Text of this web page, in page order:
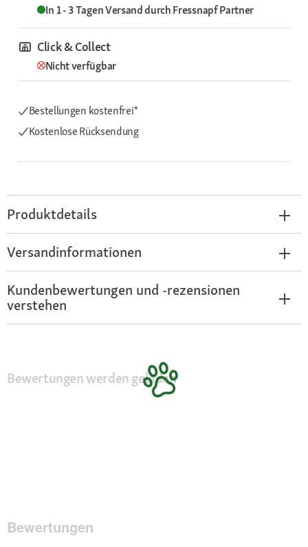
In 1 - 3 TagenVersand durchFressnapf Partner
Click & Collect
Nicht verfügbar
Bestellungen kostenfrei*
Kostenlose Rücksendung
Produktdetails
Versandinformationen
Kundenbewertungen und -rezensionen
verstehen
Bewertungen werden geladen
Bewertungen